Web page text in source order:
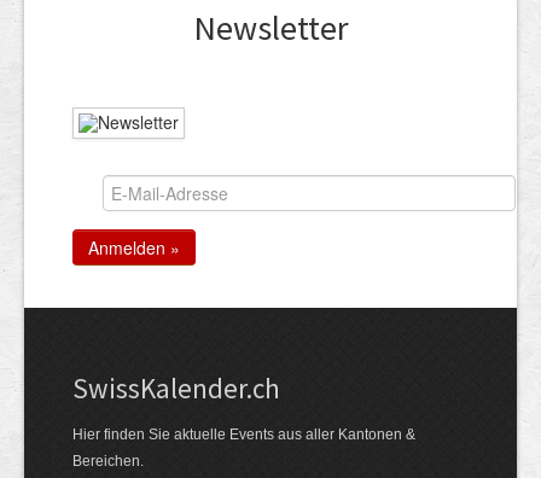
News­letter
Swiss­Kalender.ch
Hier finden Sie aktuelle Events aus aller Kantonen &
Bereichen.